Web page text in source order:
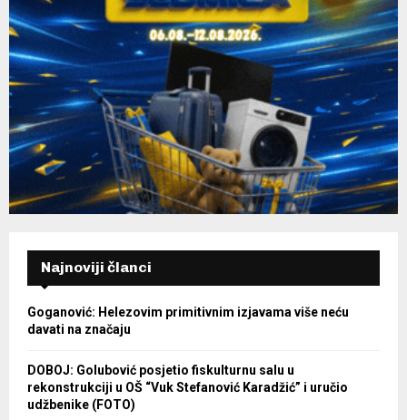
Najnoviji članci
Goganović: Helezovim primitivnim izjavama više neću
davati na značaju
DOBOJ: Golubović posjetio fiskulturnu salu u
rekonstrukciji u OŠ “Vuk Stefanović Karadžić” i uručio
udžbenike (FOTO)